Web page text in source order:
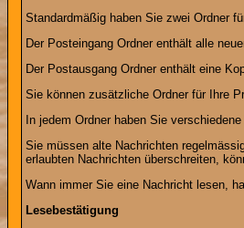
Standardmäßig haben Sie zwei Ordner
Der Posteingang Ordner enthält alle
Der Postausgang Ordner enthält eine
Sie können zusätzliche Ordner für Ihre
In jedem Ordner haben Sie
Sie müssen alte Nachrichten
erlaubten Nachrichten überschreiten,
Wann immer Sie eine Nachricht lesen,
Lesebestätigung